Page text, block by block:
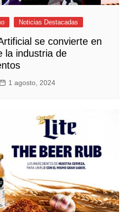
Noticias Destacadas
se convierte en
la industria de
1 agosto, 2024